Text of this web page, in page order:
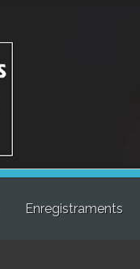
Enregistraments